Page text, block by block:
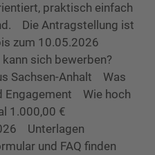
praktisch einfach
Die Antragstellung ist
zum 10.05.2026
sich bewerben?
Sachsen-Anhalt Was
Engagement Wie hoch
1.000,00 €
Unterlagen
und FAQ finden